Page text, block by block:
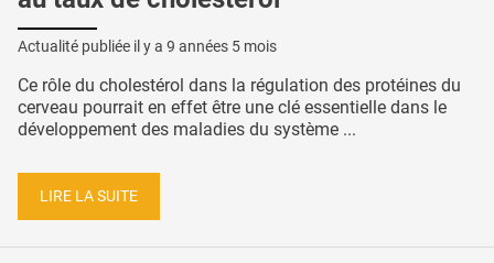
Actualité publiée il y a 9 années 5 mois
Ce rôle du cholestérol dans la régulation des protéines du
cerveau pourrait en effet être une clé essentielle dans le
développement des maladies du système ...
LIRE LA SUITE